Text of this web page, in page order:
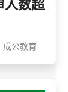
成公教育